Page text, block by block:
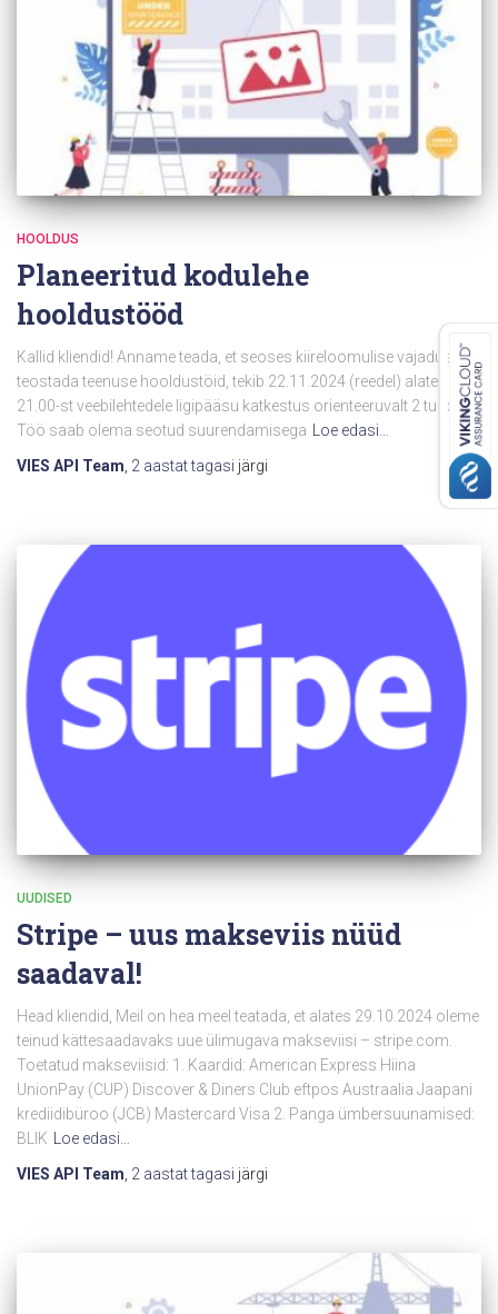
HOOLDUS
Planeeritud kodulehe
hooldustööd
Kallid kliendid! Anname teada, et seoses kiireloomulise vajadusega
teostada teenuse hooldustöid, tekib 22.11.2024 (reedel) alates kella
21.00-st veebilehtedele ligipääsu katkestus orienteeruvalt 2 tundi.
Töö saab olema seotud suurendamisega
Loe edasi…
VIES API Team 2 aastattagasi järgi
UUDISED
Stripe – uus makseviis nüüd
saadaval!
Head kliendid, Meil on hea meel teatada, et alates 29.10.2024 oleme
teinud kättesaadavaks uue ülimugava makseviisi – stripe.com.
Toetatud makseviisid: 1. Kaardid: American Express Hiina
UnionPay (CUP) Discover & Diners Club eftpos Austraalia Jaapani
krediidibüroo (JCB) Mastercard Visa 2. Panga ümbersuunamised:
BLIK
Loe edasi…
VIES API Team 2 aastattagasi järgi